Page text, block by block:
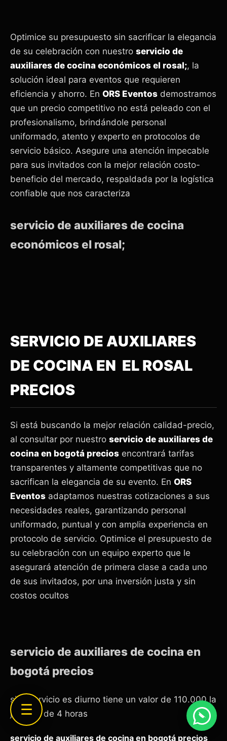
☰
Optimice su presupuesto sin sacrificar la elegancia
de su celebración con nuestro servicio de
auxiliares de cocina económicos el rosal;, la
solución ideal para eventos que requieren
eficiencia y ahorro. En ORS Eventos demostramos
que un precio competitivo no está peleado con el
profesionalismo, brindándole personal
uniformado, atento y experto en protocolos de
servicio básico. Asegure una atención impecable
para sus invitados con la mejor relación costo-
beneficio del mercado, respaldada por la logística
confiable que nos caracteriza
servicio de auxiliares de cocina
económicos el rosal;
SERVICIO DE AUXILIARES
DE COCINA EN EL ROSAL
PRECIOS
Si está buscando la mejor relación calidad-precio,
al consultar por nuestro servicio de auxiliares de
cocina en bogotá precios encontrará tarifas
transparentes y altamente competitivas que no
sacrifican la elegancia de su evento. En ORS
Eventos adaptamos nuestras cotizaciones a sus
necesidades reales, garantizando personal
uniformado, puntual y con amplia experiencia en
protocolo de servicio. Optimice el presupuesto de
su celebración con un equipo experto que le
asegurará atención de primera clase a cada uno
de sus invitados, por una inversión justa y sin
costos ocultos
servicio de auxiliares de cocina en
bogotá precios
si el servicio es diurno tiene un valor de 110.000 la
jornada de 4 horas
servicio de auxiliares de cocina en bogotá precios